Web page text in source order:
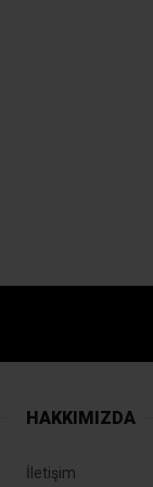
HAKKIMIZDA
İletişim